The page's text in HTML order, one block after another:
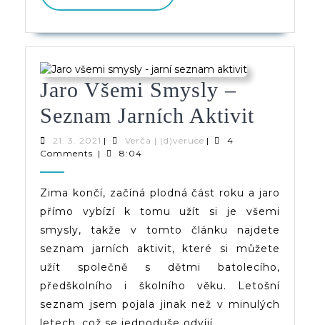
PŘÍSPĚVEK
Jaro Všemi Smysly –
Seznam Jarních Aktivit
–
Jarních
Aktivit
21. 3. 2021 21.
3.
| Verča | (d)veruceVerča
|
4
Comments | 8:04
Zima končí, začíná plodná část roku a jaro
přímo vybízí k tomu užít si je všemi
smysly, takže v tomto článku najdete
seznam jarních aktivit, které si můžete
užít společně s dětmi batolecího,
předškolního i školního věku. Letošní
seznam jsem pojala jinak než v minulých